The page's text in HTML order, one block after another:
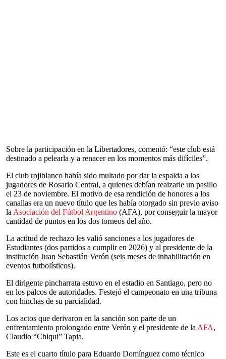
Sobre la participación en la Libertadores, comentó: “este club está
destinado a pelearla y a renacer en los momentos más difíciles”.
El club rojiblanco había sido multado por dar la espalda a los
jugadores de Rosario Central, a quienes debían reaizarle un pasillo
el 23 de noviembre. El motivo de esa rendición de honores a los
canallas era un nuevo título que les había otorgado sin previo aviso
la Asociación del Fútbol Argentino (AFA), por conseguir la mayor
cantidad de puntos en los dos torneos del año.
La actitud de rechazo les valió sanciones a los jugadores de
Estudiantes (dos partidos a cumplir en 2026) y al presidente de la
institución Juan Sebastián Verón (seis meses de inhabilitación en
eventos futbolísticos).
El dirigente pincharrata estuvo en el estadio en Santiago, pero no
en los palcos de autoridades. Festejó el campeonato en una tribuna
con hinchas de su parcialidad.
Los actos que derivaron en la sanción son parte de un
enfrentamiento prolongado entre Verón y el presidente de la AFA,
Claudio “Chiqui” Tapia.
Este es el cuarto título para Eduardo Domínguez como técnico